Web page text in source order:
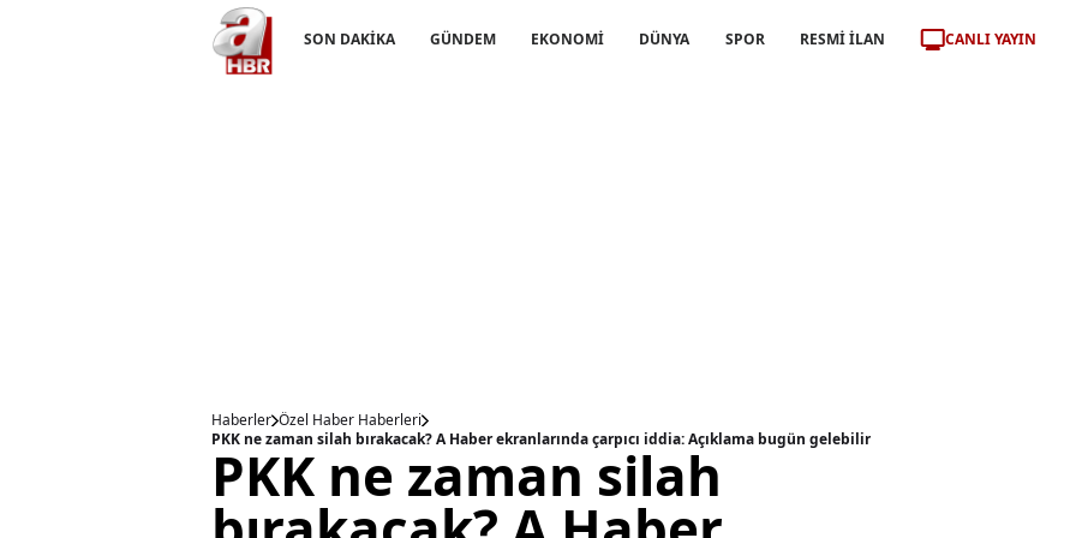
SON DAKİKA GÜNDEM EKONOMİ DÜNYA SPOR RESMİ İLAN CANLI YAYIN
Haberler Özel Haber Haberleri
PKK ne zaman silah bırakacak? A Haber ekranlarında çarpıcı iddia: Açıklama bugün gelebilir
PKK ne zaman silah